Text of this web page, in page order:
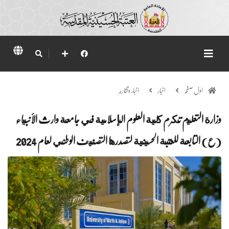
اول صفحہ اخبار اخبار وتقارير
وزارة التعليم تكرم كلية العلوم الإسلامية في جامعة وارث الأنبياء
(ع) التابعة للعتبة الحسينية لتصدرها التصنيف الوطني لعام 2024